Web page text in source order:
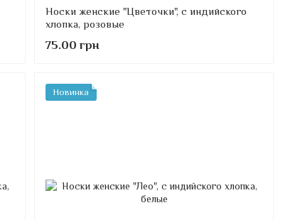
Носки женские "Цветочки", с индийского
хлопка, розовые
75.00 грн
Новинка